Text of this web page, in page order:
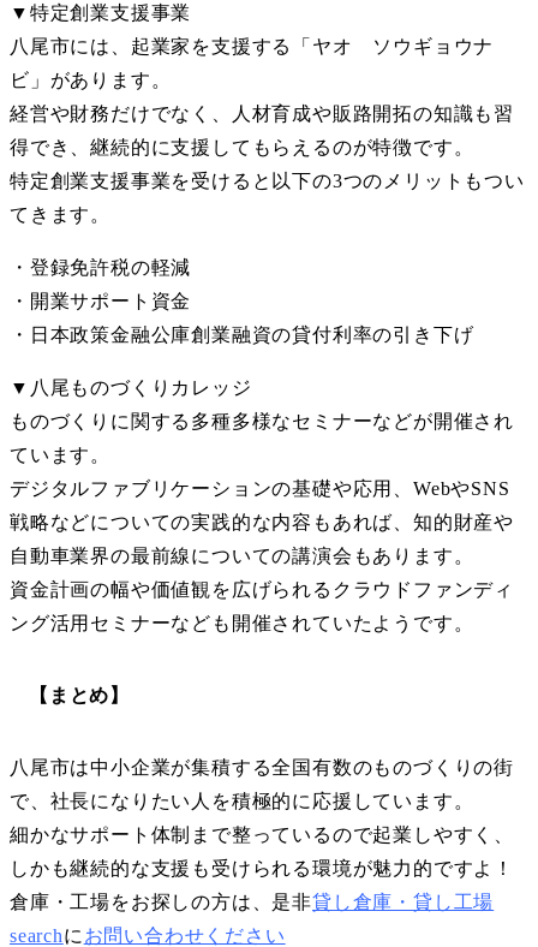
▼特定創業支援事業
八尾市には、起業家を支援する「ヤオ ソウギョウナ
ビ」があります。
経営や財務だけでなく、人材育成や販路開拓の知識も習
得でき、継続的に支援してもらえるのが特徴です。
特定創業支援事業を受けると以下の3つのメリットもつい
てきます。
・登録免許税の軽減
・開業サポート資金
・日本政策金融公庫創業融資の貸付利率の引き下げ
▼八尾ものづくりカレッジ
ものづくりに関する多種多様なセミナーなどが開催され
ています。
デジタルファブリケーションの基礎や応用、WebやSNS
戦略などについての実践的な内容もあれば、知的財産や
自動車業界の最前線についての講演会もあります。
資金計画の幅や価値観を広げられるクラウドファンディ
ング活用セミナーなども開催されていたようです。
【まとめ】
八尾市は中小企業が集積する全国有数のものづくりの街
で、社長になりたい人を積極的に応援しています。
細かなサポート体制まで整っているので起業しやすく、
しかも継続的な支援も受けられる環境が魅力的ですよ！
倉庫・工場をお探しの方は、是非貸し倉庫・貸し工場
searchに お問い合わせください